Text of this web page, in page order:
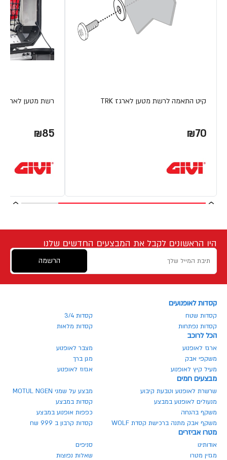
קיט התאמה לרשת מטען לארגז TRK
₪70
רשת מטען לארגז OBK 58 L
₪85
היו הראשונים לקבל את המבצעים החדשים שלנו
הרשמה
קסדות לאופנועים
קסדות שטח
קסדות 3/4
קסדות נפתחות
קסדות מלאות
הכל לרוכב
ארגז לאופנוע
מצבר לאופנוע
משקפי אבק
מגן ברך
מעיל קיץ לאופנוע
אגזוז לאופנוע
מבצעים חמים
שרשרת לאופנוע וטבעת קיבוע
מבצע על שמני MOTUL NGEN
מנעולים לאופנוע במבצע
קסדות במבצע
משקף בהנחה
כפפות אופנוע במבצע
משקף אבק מתנה ברכישת קסדת WOLF
קסדות קרבון ב 999 שח
מטרו אביזרים
אודותינו
סניפים
מגזין מטרו
שאלות נפוצות